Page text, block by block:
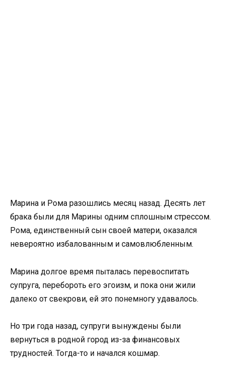
Марина и Рома разошлись месяц назад. Десять лет
брака были для Марины одним сплошным стрессом.
Рома, единственный сын своей матери, оказался
невероятно избалованным и самовлюбленным.
Марина долгое время пыталась перевоспитать
супруга, перебороть его эгоизм, и пока они жили
далеко от свекрови, ей это понемногу удавалось.
Но три года назад, супруги вынуждены были
вернуться в родной город из-за финансовых
трудностей. Тогда-то и начался кошмар.